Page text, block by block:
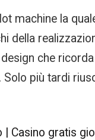
machine la
della
che
più tardi
| Casino gratis